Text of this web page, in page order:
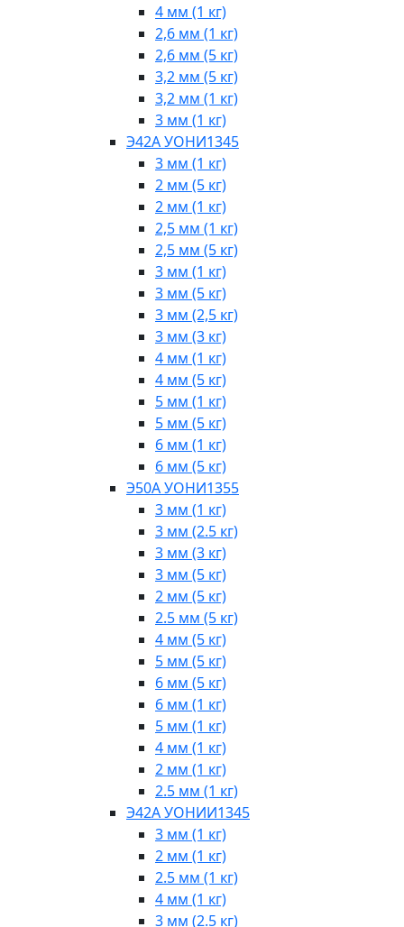
4 мм (1 кг)
2,6 мм (1 кг)
2,6 мм (5 кг)
3,2 мм (5 кг)
3,2 мм (1 кг)
3 мм (1 кг)
Э42А УОНИ1345
3 мм (1 кг)
2 мм (5 кг)
2 мм (1 кг)
2,5 мм (1 кг)
2,5 мм (5 кг)
3 мм (1 кг)
3 мм (5 кг)
3 мм (2,5 кг)
3 мм (3 кг)
4 мм (1 кг)
4 мм (5 кг)
5 мм (1 кг)
5 мм (5 кг)
6 мм (1 кг)
6 мм (5 кг)
Э50А УОНИ1355
3 мм (1 кг)
3 мм (2.5 кг)
3 мм (3 кг)
3 мм (5 кг)
2 мм (5 кг)
2.5 мм (5 кг)
4 мм (5 кг)
5 мм (5 кг)
6 мм (5 кг)
6 мм (1 кг)
5 мм (1 кг)
4 мм (1 кг)
2 мм (1 кг)
2.5 мм (1 кг)
Э42А УОНИИ1345
3 мм (1 кг)
2 мм (1 кг)
2.5 мм (1 кг)
4 мм (1 кг)
3 мм (2.5 кг)